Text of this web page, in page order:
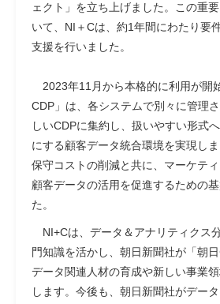
ェクト」を立ち上げました。この重
いて、NI＋Cは、約1年間にわたり要
支援を行いました。
2023年11月から本格的に利用が開
CDP」は、各システムで別々に管理
しいCDPに集約し、扱いやすい形式
にする顧客データ統合環境を実現しま
保守コストの削減と共に、マーケテ
顧客データの活用を促進するための
た。
NI+Cは、データ＆アナリティクス
門知識を活かし、朝日新聞社が「朝
データ関連人材の育成や新しい事業
します。今後も、朝日新聞社がデー